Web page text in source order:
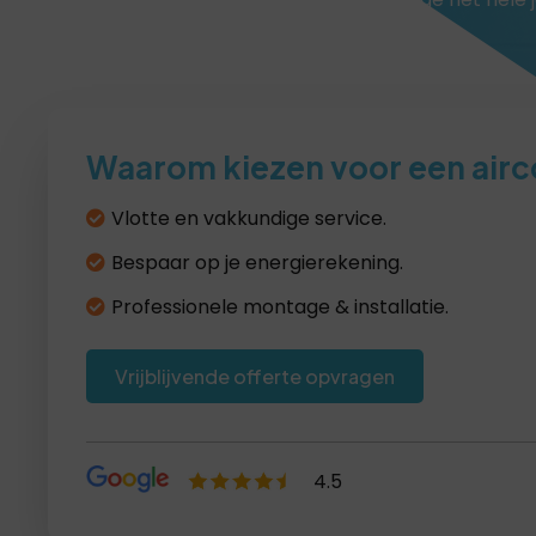
Waarom kiezen voor een
Vlotte en vakkundige service.
Bespaar op je energierekening.
Professionele montage & installatie.
Vrijblijvende offerte opvragen
4.5